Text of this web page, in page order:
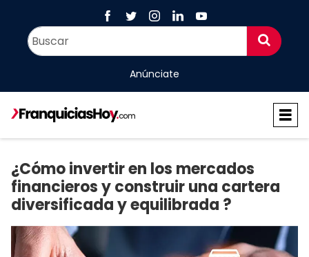
Anúnciate
¿Cómo invertir en los mercados
financieros y construir una cartera
diversificada y equilibrada ?